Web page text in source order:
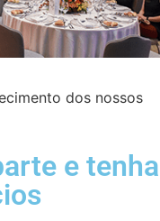
dos nossos
e tenha